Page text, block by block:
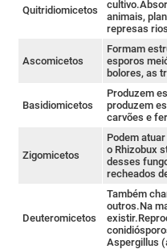
Quitridiomicetos
animais,
represas
Ascomicetos
Formam
esporos
bolores, as
Basidiomicetos
Produzem
produzem
carvões e
Zigomicetos
Podem
o Rhizobux
desses
recheados
Deuteromicetos
Também
outros.Na
Aspergillus